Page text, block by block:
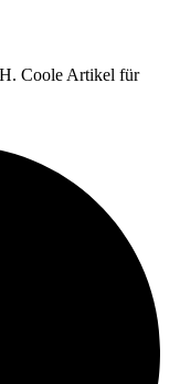
Coole Artikel für